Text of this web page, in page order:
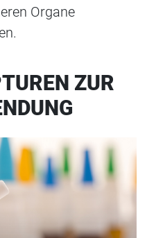
Organe
ZUR